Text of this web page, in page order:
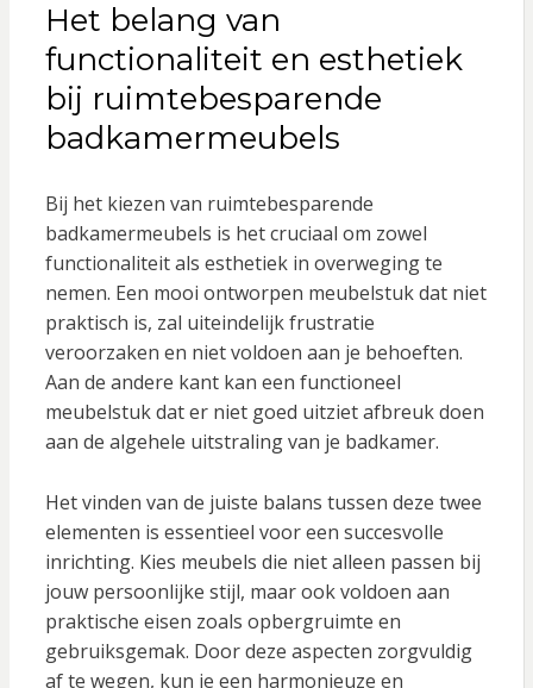
Het belang van
functionaliteit en esthetiek
bij ruimtebesparende
badkamermeubels
Bij het kiezen van ruimtebesparende
badkamermeubels is het cruciaal om zowel
functionaliteit als esthetiek in overweging te
nemen. Een mooi ontworpen meubelstuk dat niet
praktisch is, zal uiteindelijk frustratie
veroorzaken en niet voldoen aan je behoeften.
Aan de andere kant kan een functioneel
meubelstuk dat er niet goed uitziet afbreuk doen
aan de algehele uitstraling van je badkamer.
Het vinden van de juiste balans tussen deze twee
elementen is essentieel voor een succesvolle
inrichting. Kies meubels die niet alleen passen bij
jouw persoonlijke stijl, maar ook voldoen aan
praktische eisen zoals opbergruimte en
gebruiksgemak. Door deze aspecten zorgvuldig
af te wegen, kun je een harmonieuze en